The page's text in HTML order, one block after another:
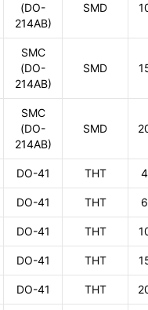
(DO-
214AB)
SMD
SMC
(DO-
214AB)
SMD
SMC
(DO-
214AB)
SMD
DO-41 THT
DO-41 THT
DO-41 THT
DO-41 THT
DO-41 THT